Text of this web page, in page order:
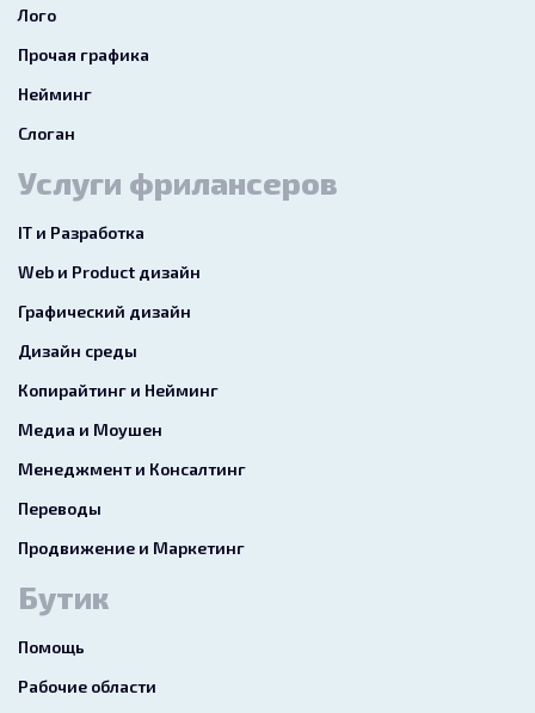
Лого
Прочая графика
Нейминг
Слоган
Услуги фрилансеров
IT и Разработка
Web и Product дизайн
Графический дизайн
Дизайн среды
Копирайтинг и Нейминг
Медиа и Моушен
Менеджмент и Консалтинг
Переводы
Продвижение и Маркетинг
Бутик
Помощь
Рабочие области